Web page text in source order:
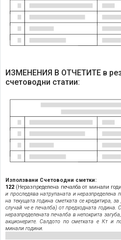
ИЗМЕНЕНИЯ В ОТЧЕТИТЕ в
счетоводни статии:
Използвани Счетоводни сметки:
122 (Неразпределена печалба от минали
и проследява натрупаната и неразпределена
на текущата година сметката се кредитира,
случай че е печалба) от предходната година.
неразпределената печалба в непокрита
акционерите. Салдото по сметката е Кт и
минали години.